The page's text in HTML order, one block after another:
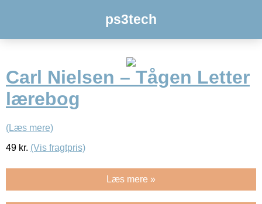
ps3tech
Carl Nielsen – Tågen Letter
lærebog
(Læs mere)
49 kr. (Vis fragtpris)
Læs mere »